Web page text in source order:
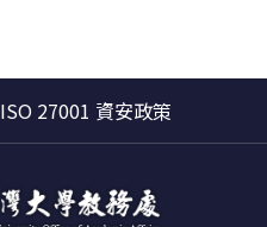
ISO 27001 資安政策